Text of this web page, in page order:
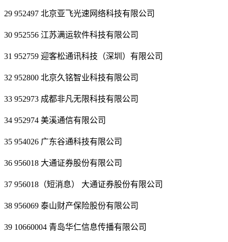
29 952497 北京亚飞光速网络科技有限公司
30 952556 江苏满运软件科技有限公司
31 952759 迎客松通讯科技（深圳）有限公司
32 952800 北京久铭智业科技有限公司
33 952973 成都非凡无限科技有限公司
34 952974 美溪通信有限公司
35 954026 广东谷通科技有限公司
36 956018 大通证券股份有限公司
37 956018（短消息） 大通证券股份有限公司
38 956069 泰山财产保险股份有限公司
39 10660004 青岛华仁信息传播有限公司